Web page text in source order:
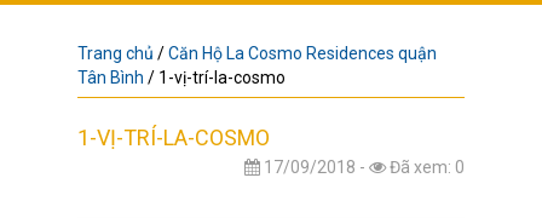
Trang chủ /Căn Hộ La Cosmo Residences quận
Tân Bình / 1-vị-trí-la-cosmo
1-VỊ-TRÍ-LA-COSMO
17/09/2018 - Đã xem: 0